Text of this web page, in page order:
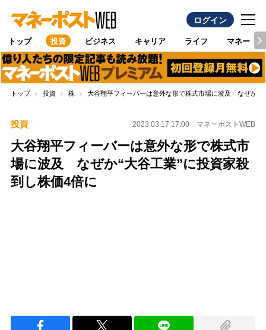
ログイン
トップ 投資 ビジネス キャリア ライフ マネー
トップ 投資 株 大谷翔平フィーバーは意外な形で株式市場に波及 なぜか“
投資 2023.03.17 17:00 マネーポストWEB
大谷翔平フィーバーは意外な形で株式市
場に波及 なぜか“大谷工業”に投資家殺
到し株価4倍に